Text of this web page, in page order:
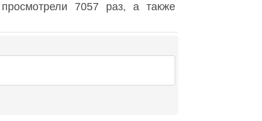
просмотрели 7057 раз, а также